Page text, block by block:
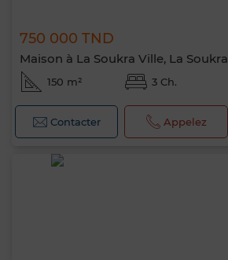
750 000 TND
Maison à La Soukra Ville, La Soukra
150 m² 3 Ch.
Contacter Appelez